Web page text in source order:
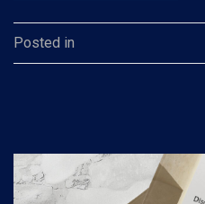
Posted in